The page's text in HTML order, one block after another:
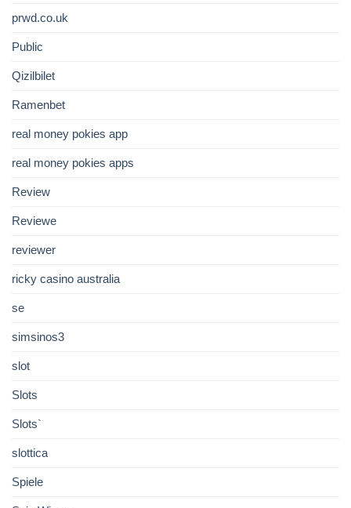
prwd.co.uk
Public
Qizilbilet
Ramenbet
real money pokies app
real money pokies apps
Review
Reviewe
reviewer
ricky casino australia
se
simsinos3
slot
Slots
Slots`
slottica
Spiele